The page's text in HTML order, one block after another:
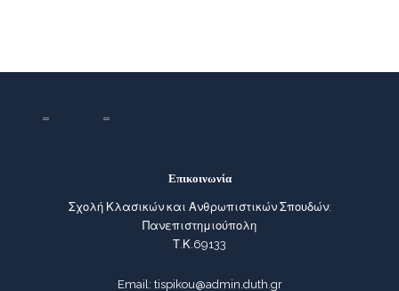
Επικοινωνία
Σχολή Κλασικών και Ανθρωπιστικών Σπουδών:
Πανεπιστημιούπολη
Τ.Κ.69133
Email: tispikou@admin.duth.gr